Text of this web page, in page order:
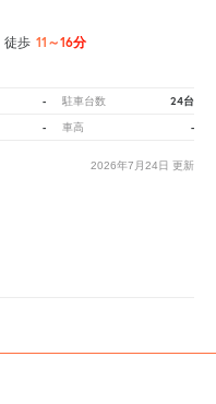
徒歩 11～16分
- 駐車台数 24台
- 車高 -
2026年7月24日 更新